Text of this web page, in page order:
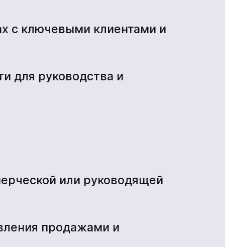
с ключевыми клиентами и
для руководства и
или руководящей
продажами и